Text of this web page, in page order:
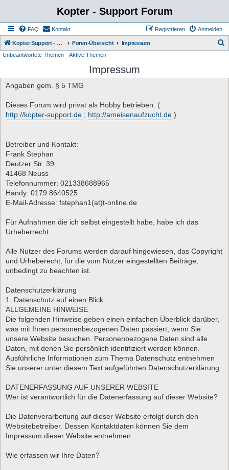
Kopter - Support Forum
FAQ Kontakt Anmelden
Registrieren
Kopter Support - von Anwendern für Anwender. Foren-Übersicht Impressum
h
Unbeantwortete Themen Aktive Themen
Impressum
Angaben gem. § 5 TMG
Dieses Forum wird privat als Hobby betrieben. (
http://kopter-support.de ; http://ameisenaufzucht.de )
Betreiber und Kontakt:
Frank Stephan
Deutzer Str. 39
41468 Neuss
Telefonnummer: 021338688965
Handy: 0179 8640525
E-Mail-Adresse: fstephan1(at)t-online.de
Für Aufnahmen die ich selbst eingestellt habe, habe ich das
Urheberrecht.
Alle Nutzer des Forums werden darauf hingewiesen, das Copyright
und Urheberecht, für die vom Nutzer eingestellten Beiträge,
unbedingt zu beachten ist.
Datenschutzerklärung
1. Datenschutz auf einen Blick
ALLGEMEINE HINWEISE
Die folgenden Hinweise geben einen einfachen Überblick darüber,
was mit Ihren personenbezogenen Daten passiert, wenn Sie
unsere Website besuchen. Personenbezogene Daten sind alle
Daten, mit denen Sie persönlich identifiziert werden können.
Ausführliche Informationen zum Thema Datenschutz entnehmen
Sie unserer unter diesem Text aufgeführten Datenschutzerklärung.
DATENERFASSUNG AUF UNSERER WEBSITE
Wer ist verantwortlich für die Datenerfassung auf dieser Website?
Die Datenverarbeitung auf dieser Website erfolgt durch den
Websitebetreiber. Dessen Kontaktdaten können Sie dem
Impressum dieser Website entnehmen.
Wie erfassen wir Ihre Daten?